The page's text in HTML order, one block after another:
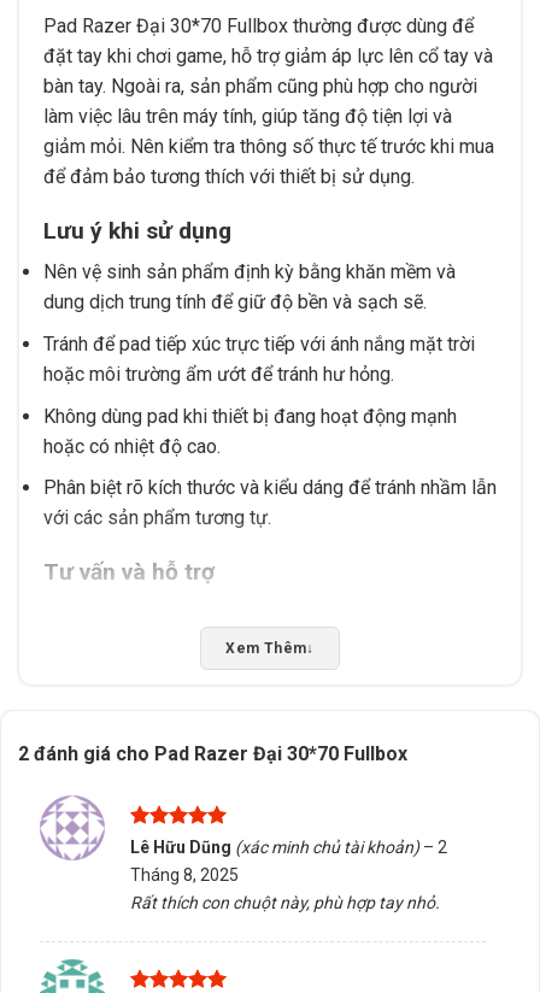
Pad Razer Đại 30*70 Fullbox thường được dùng để
đặt tay khi chơi game, hỗ trợ giảm áp lực lên cổ tay và
bàn tay. Ngoài ra, sản phẩm cũng phù hợp cho người
làm việc lâu trên máy tính, giúp tăng độ tiện lợi và
giảm mỏi. Nên kiểm tra thông số thực tế trước khi mua
để đảm bảo tương thích với thiết bị sử dụng.
Lưu ý khi sử dụng
Nên vệ sinh sản phẩm định kỳ bằng khăn mềm và
dung dịch trung tính để giữ độ bền và sạch sẽ.
Tránh để pad tiếp xúc trực tiếp với ánh nắng mặt trời
hoặc môi trường ẩm ướt để tránh hư hỏng.
Không dùng pad khi thiết bị đang hoạt động mạnh
hoặc có nhiệt độ cao.
Phân biệt rõ kích thước và kiểu dáng để tránh nhầm lẫn
với các sản phẩm tương tự.
Tư vấn và hỗ trợ
sẵn sàng tư vấn và kiểm tra tương thích tại Buôn Ma
Thuột, Đắk Lắk. Đội ngũ chuyên gia sẽ giúp bạn lựa
Bấm 5 sao để ủng hộ shop
Xem Thêm↓
2 đánh giá cho Pad Razer Đại 30*70 Fullbox
Được xếp
sao
Lê Hữu Dũng (xác minh chủ tài khoản) – 2
Tháng 8, 2025
Rất thích con chuột này, phù hợp tay nhỏ.